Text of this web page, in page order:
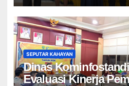
SEPUTAR KAHAYAN
Dinas
Evaluasi Kinerja